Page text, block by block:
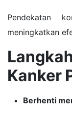
Pendekatan
meningkatkan
Kanker
Berhenti